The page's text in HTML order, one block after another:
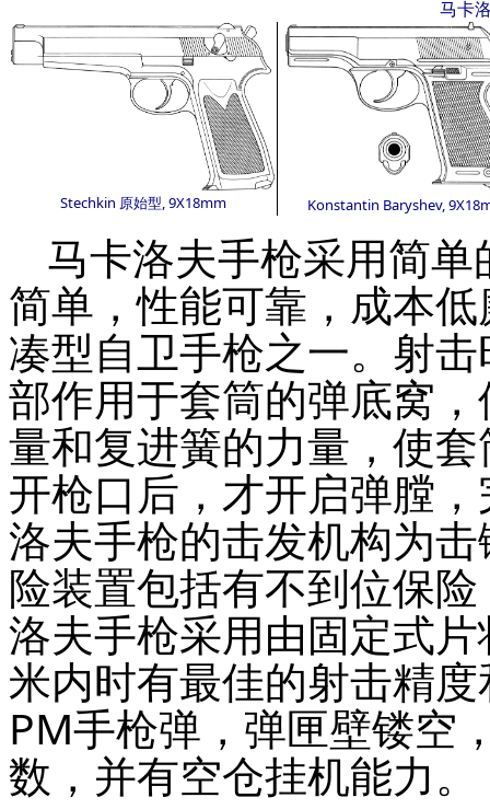
马卡
Stechkin 原始型, 9X18mm Konstantin Baryshev,
马卡洛夫手枪采用简
简单，性能可靠，成本
凑型自卫手枪之一。射
部作用于套筒的弹底窝
量和复进簧的力量，使
开枪口后，才开启弹膛
洛夫手枪的击发机构为
险装置包括有不到位保
洛夫手枪采用由固定式
米内时有最佳的射击精
PM手枪弹，弹匣壁镂空
数，并有空仓挂机能力。